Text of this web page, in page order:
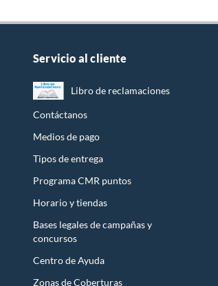
Servicio al cliente
Libro de reclamaciones
Contáctanos
Medios de pago
Tipos de entrega
Programa CMR puntos
Horario y tiendas
Bases legales de campañas y
concursos
Centro de Ayuda
Zonas de Coberturas